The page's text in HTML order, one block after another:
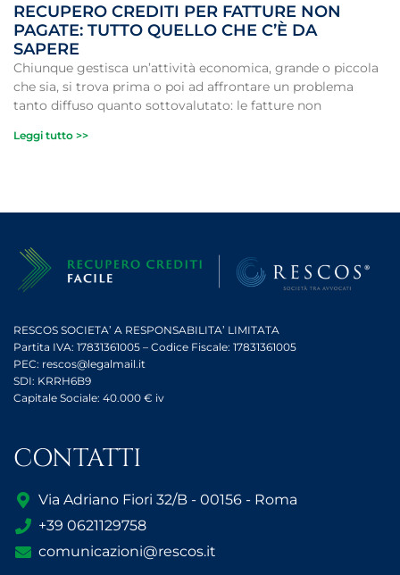
RECUPERO CREDITI PER FATTURE NON
PAGATE: TUTTO QUELLO CHE C’È DA
SAPERE
Chiunque gestisca un’attività economica, grande o piccola
che sia, si trova prima o poi ad affrontare un problema
tanto diffuso quanto sottovalutato: le fatture non
Leggi tutto >>
RESCOS SOCIETA’ A RESPONSABILITA’ LIMITATA
Partita IVA: 17831361005 – Codice Fiscale: 17831361005
PEC: rescos@legalmail.it
SDI: KRRH6B9
Capitale Sociale: 40.000 € iv
CONTATTI
Via Adriano Fiori 32/B - 00156 - Roma
+39 0621129758
comunicazioni@rescos.it